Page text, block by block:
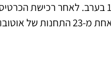
דקות בין השעות 09:30 בבוקר ל-18:00
אתם יכולים פשוט לעלות ולרדת